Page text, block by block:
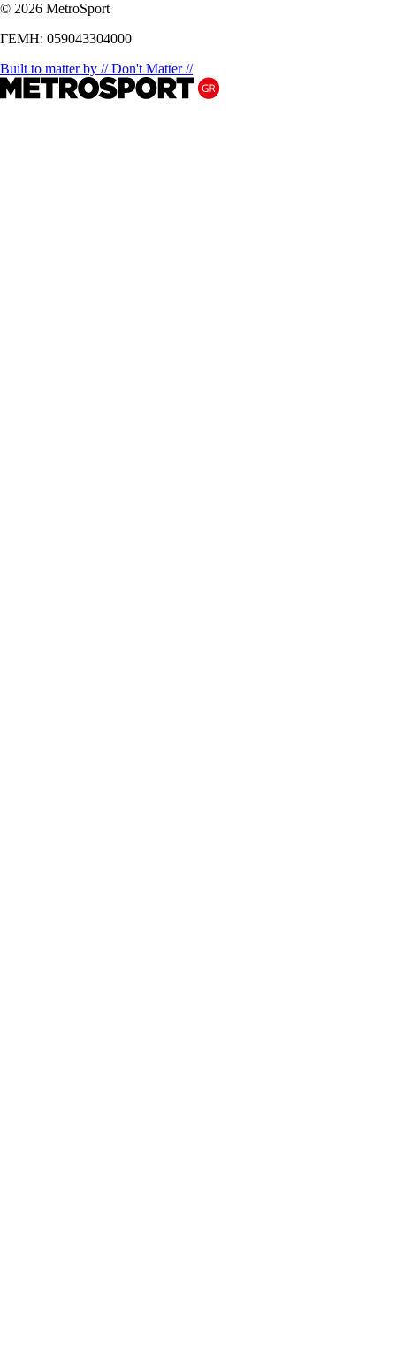
© 2026 MetroSport
ΓΕΜΗ: 059043304000
Built to matter by // Don't Matter //